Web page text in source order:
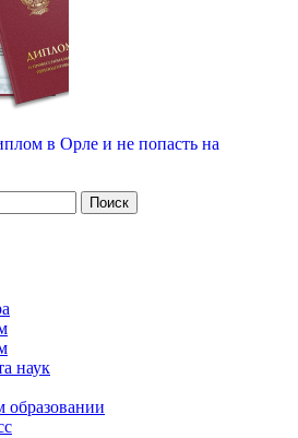
в Орле и не попасть на
наук